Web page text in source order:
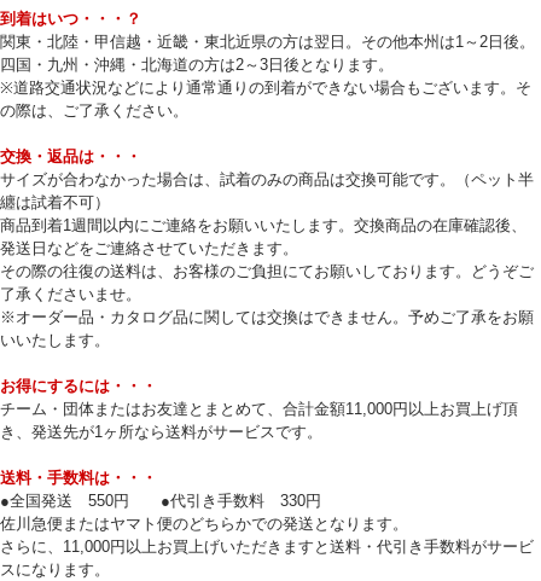
到着はいつ・・・？
関東・北陸・甲信越・近畿・東北近県の方は翌日。その他本州は1～2日後。
四国・九州・沖縄・北海道の方は2～3日後となります。
※道路交通状況などにより通常通りの到着ができない場合もございます。そ
の際は、ご了承ください。
交換・返品は・・・
サイズが合わなかった場合は、試着のみの商品は交換可能です。（ペット半
纏は試着不可）
商品到着1週間以内にご連絡をお願いいたします。交換商品の在庫確認後、
発送日などをご連絡させていただきます。
その際の往復の送料は、お客様のご負担にてお願いしております。どうぞご
了承くださいませ。
※オーダー品・カタログ品に関しては交換はできません。予めご了承をお願
いいたします。
お得にするには・・・
チーム・団体またはお友達とまとめて、合計金額11,000円以上お買上げ頂
き、発送先が1ヶ所なら送料がサービスです。
送料・手数料は・・・
●全国発送 550円 ●代引き手数料 330円
佐川急便またはヤマト便のどちらかでの発送となります。
さらに、11,000円以上お買上げいただきますと送料・代引き手数料がサービ
スになります。